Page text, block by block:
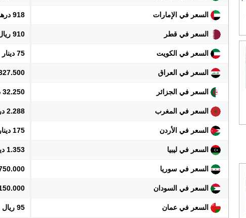
السعر في الإمارات 918 درهم
السعر في قطر 910 ريال
السعر في الكويت 75 دينار
السعر في العراق 327.500
السعر في الجزائر 32.250 دينار
السعر في المغرب 2.288 درهم
السعر في الأردن 175 دينار
السعر في ليبيا 1.353 دينار
السعر في سوريا 2.750.000
السعر في السودان 150.000
السعر في عمان 95 ريال